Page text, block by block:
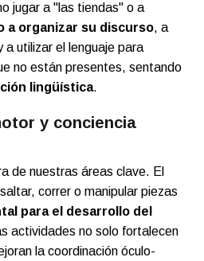
jugar a "las tiendas" o a
a organizar su discurso, a
a utilizar el lenguaje para
no están presentes, sentando
lingüística.
y conciencia
de nuestras áreas clave. El
correr o manipular piezas
para el desarrollo del
actividades no solo fortalecen
la coordinación óculo-